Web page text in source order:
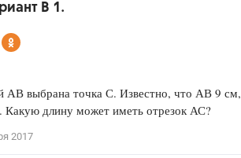
Рудзитис Г.Е.,
Цветков Л. А.
В 1.
АВ выбрана точка С. Известно, что АВ 9 см,
длину может иметь отрезок АС?
2017